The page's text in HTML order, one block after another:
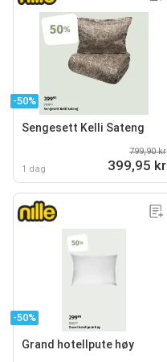
-50%
Sengesett Kelli Sateng
1 dag
799,90 kr
399,95 kr
-50%
Grand hotellpute høy